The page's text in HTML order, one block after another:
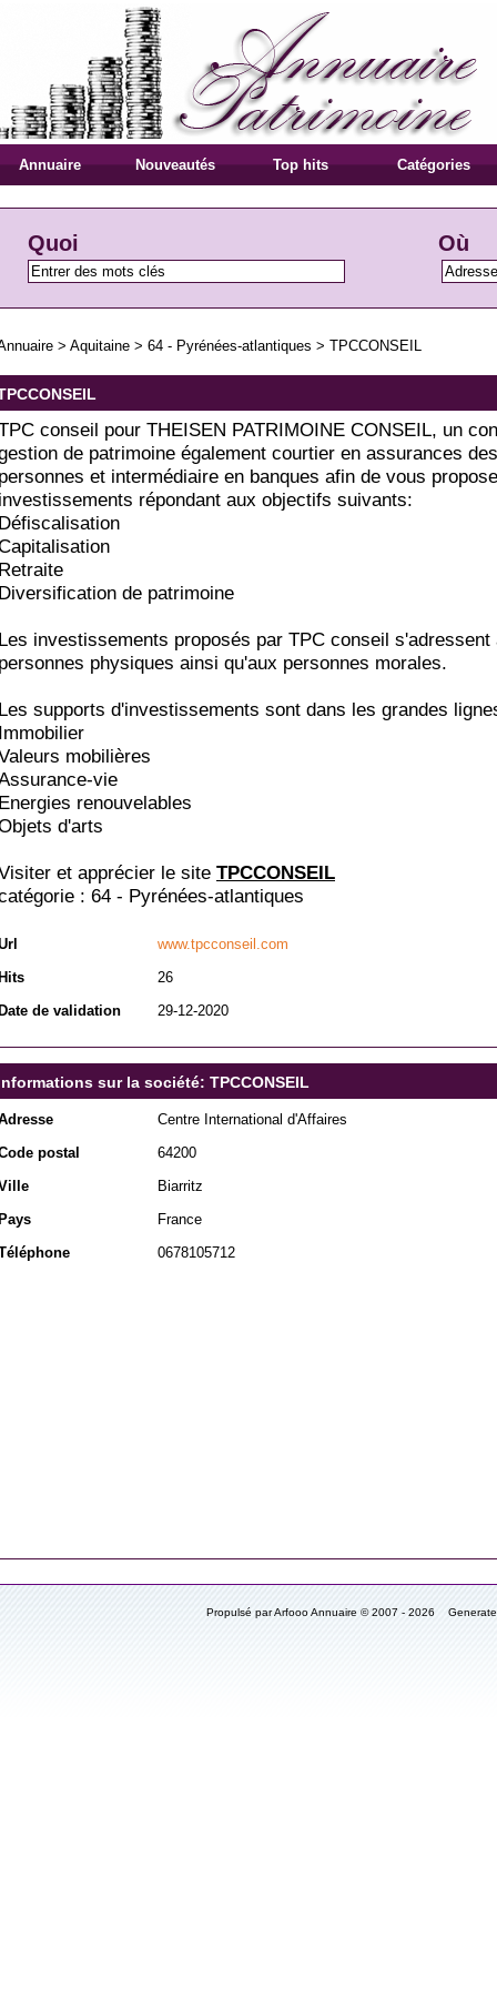
Annuaire Nouveautés Top hits Catégories
Quoi Où
> Aquitaine > 64 - Pyrénées-atlantiques > TPCCONSEIL
conseil pour THEISEN PATRIMOINE CONSEIL, un
de patrimoine également courtier en assurances des
et intermédiaire en banques afin de vous
répondant aux objectifs suivants:
de patrimoine
investissements proposés par TPC conseil s'adressent
physiques ainsi qu'aux personnes morales.
supports d'investissements sont dans les grandes
mobilières
vie
renouvelables
d'arts
et apprécier le site TPCCONSEIL
: 64 - Pyrénées-atlantiques
www.tpcconseil.com
26
de validation
29-12-2020
sur la société: TPCCONSEIL
Centre International d'Affaires
postal
64200
Biarritz
France
0678105712
Propulsé par Arfooo Annuaire © 2007 - 2026